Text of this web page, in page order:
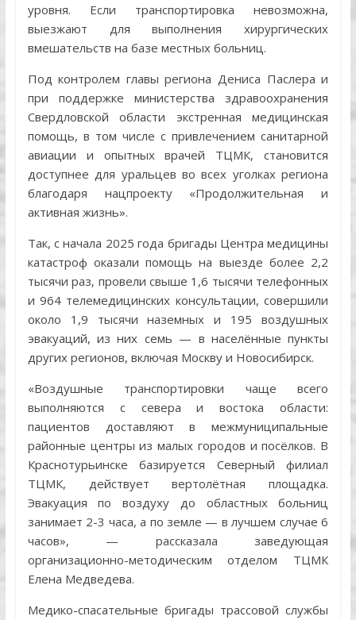
уровня. Если транспортировка невозможна,
выезжают для выполнения хирургических
вмешательств на базе местных больниц.
Под контролем главы региона Дениса Паслера и
при поддержке министерства здравоохранения
Свердловской области экстренная медицинская
помощь, в том числе с привлечением санитарной
авиации и опытных врачей ТЦМК, становится
доступнее для уральцев во всех уголках региона
благодаря нацпроекту «Продолжительная и
активная жизнь».
Так, с начала 2025 года бригады Центра медицины
катастроф оказали помощь на выезде более 2,2
тысячи раз, провели свыше 1,6 тысячи телефонных
и 964 телемедицинских консультации, совершили
около 1,9 тысячи наземных и 195 воздушных
эвакуаций, из них семь — в населённые пункты
других регионов, включая Москву и Новосибирск.
«Воздушные транспортировки чаще всего
выполняются с севера и востока области:
пациентов доставляют в межмуниципальные
районные центры из малых городов и посёлков. В
Краснотурьинске базируется Северный филиал
ТЦМК, действует вертолётная площадка.
Эвакуация по воздуху до областных больниц
занимает 2-3 часа, а по земле — в лучшем случае 6
часов», — рассказала заведующая
организационно-методическим отделом ТЦМК
Елена Медведева.
Медико-спасательные бригады трассовой службы